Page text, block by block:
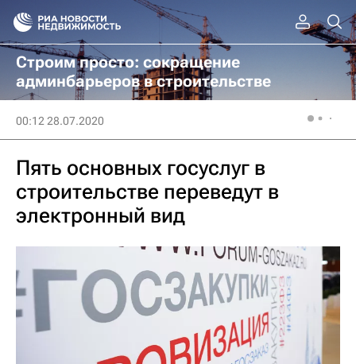
Строим просто: сокращение
админбарьеров в строительстве
00:12 28.07.2020
Пять основных госуслуг в
строительстве переведут в
электронный вид